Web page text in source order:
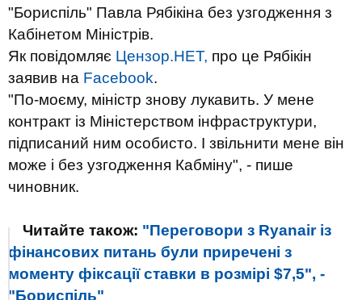
"Бориспіль" Павла Рябікіна без узгодження з
Кабінетом Міністрів.
Як повідомляє Цензор.НЕТ, про це Рябікін
заявив на Facebook.
"По-моєму, міністр знову лукавить. У мене
контракт із Міністерством інфраструктури,
підписаний ним особисто. І звільнити мене він
може і без узгодження Кабміну", - пише
чиновник.
Читайте також: "Переговори з Ryanair із
фінансових питань були приречені з
моменту фіксації ставки в розмірі $7,5", -
"Бориспіль"